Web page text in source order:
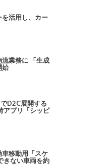
活用し、カー
業務に 「生成
始
D2C展開する
アプリ「シッピ
移動用「スケ
きない車両を約